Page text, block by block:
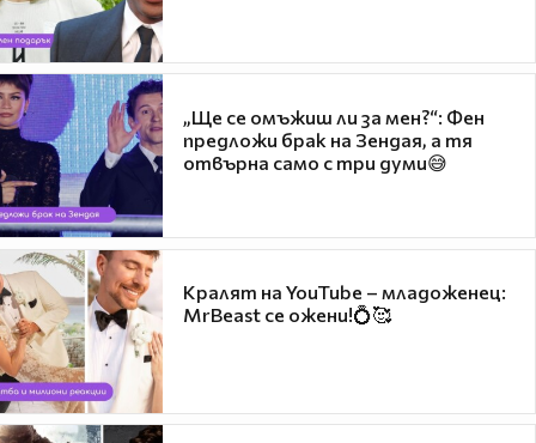
„Ще се омъжиш ли за мен?“: Фен
предложи брак на Зендая, а тя
отвърна само с три думи😅
Кралят на YouTube – младоженец:
MrBeast се ожени!💍🥰